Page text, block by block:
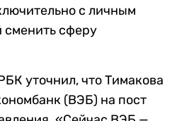
с личным
сферу
уточнил, что Тимакова
(ВЭБ) на пост